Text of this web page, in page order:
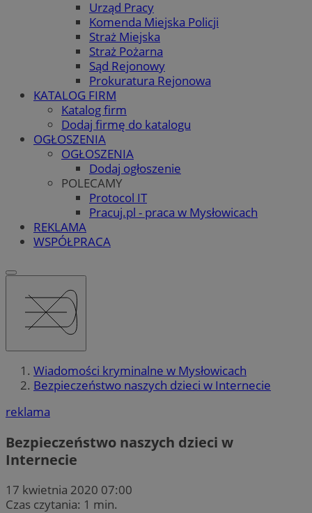
Urząd Pracy
Komenda Miejska Policji
Straż Miejska
Straż Pożarna
Sąd Rejonowy
Prokuratura Rejonowa
KATALOG FIRM
Katalog firm
Dodaj firmę do katalogu
OGŁOSZENIA
OGŁOSZENIA
Dodaj ogłoszenie
POLECAMY
Protocol IT
Pracuj.pl - praca w Mysłowicach
REKLAMA
WSPÓŁPRACA
Wiadomości kryminalne w Mysłowicach
Bezpieczeństwo naszych dzieci w Internecie
reklama
Bezpieczeństwo naszych dzieci w
Internecie
17 kwietnia 2020 07:00
Czas czytania: 1 min.